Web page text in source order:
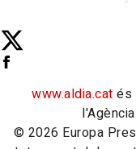
www.aldia.cat és
© 2026 Europa